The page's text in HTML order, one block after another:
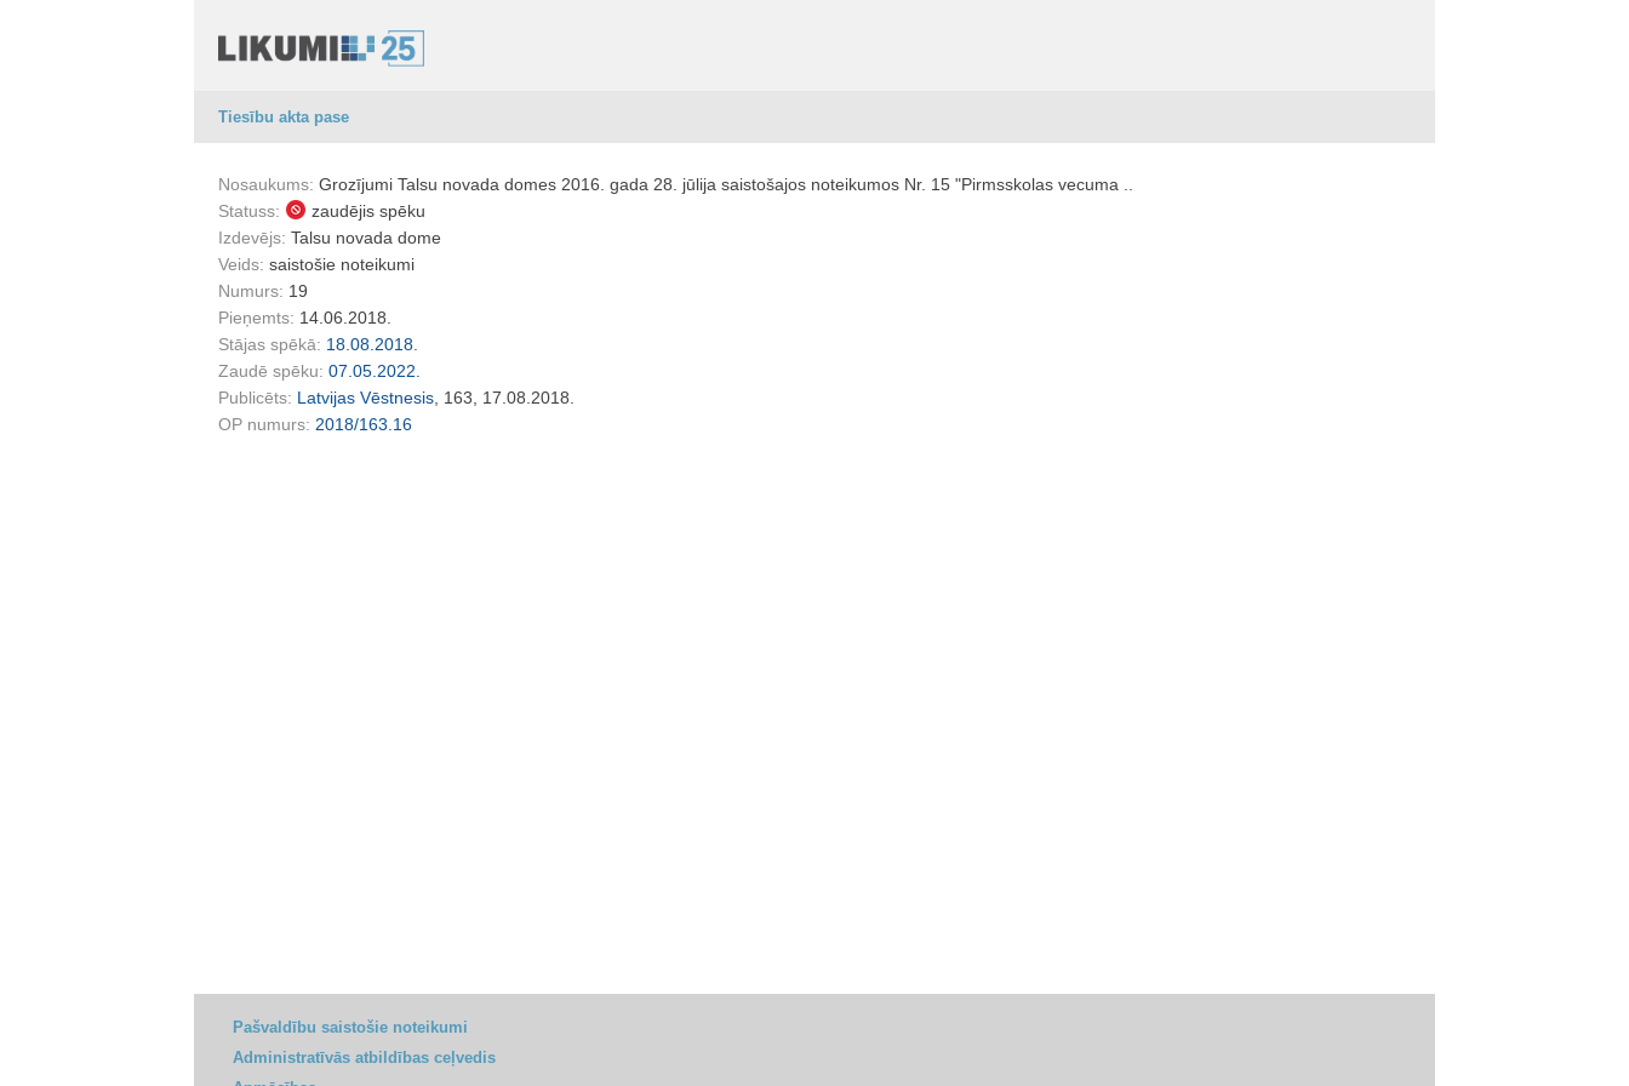
Tiesību akta pase
Nosaukums: Grozījumi Talsu novada domes 2016. gada 28. jūlija saistošajos noteikumos Nr. 15 "Pirmsskolas vecuma ..
Statuss:
zaudējis spēku
Izdevējs: Talsu novada dome
Veids: saistošie noteikumi
Numurs: 19
Pieņemts: 14.06.2018.
Stājas spēkā: 18.08.2018.
Zaudē spēku: 07.05.2022.
Publicēts: Latvijas Vēstnesis , 163, 17.08.2018.
OP numurs: 2018/163.16
Pašvaldību saistošie noteikumi
Administratīvās atbildības ceļvedis